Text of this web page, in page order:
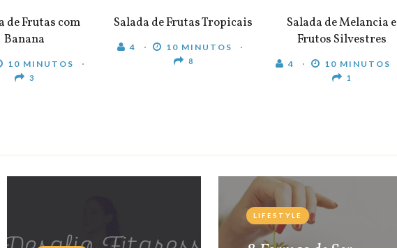
de Frutas com
Banana
10 MINUTOS
3
Salada de Frutas Tropicais
4 10 MINUTOS
8
Salada de Melancia e
Frutos Silvestres
4 10 MINUTOS
1
LIFESTYLE